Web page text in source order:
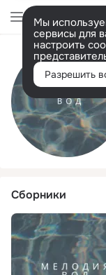
Мы
сервисы для
настроить
Разрешить
Сборники